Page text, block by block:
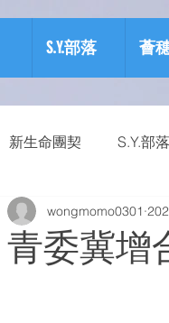
S.Y.部落 薈
新生命團契 S.Y.部落
預防物質濫用資源
青委冀增
wongmomo0301